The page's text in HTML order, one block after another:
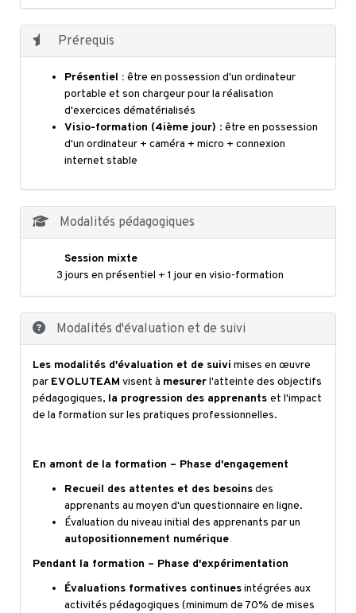
Prérequis
Présentiel : être en possession d'un ordinateur
portable et son chargeur pour la réalisation
d'exercices dématérialisés
Visio-formation (4ième jour) : être en possession
d'un ordinateur + caméra + micro + connexion
internet stable
Modalités pédagogiques
Session mixte
3 jours en présentiel + 1 jour en visio-formation
Modalités d'évaluation et de suivi
Les modalités d'évaluation et de suivi mises en œuvre
par EVOLUTEAM visent à mesurerl'atteinte des objectifs
pédagogiques, la progression des apprenants et l'impact
de la formation sur les pratiques professionnelles.
En amont de la formation – Phase d'engagement
Recueil des attentes et des besoinsdes
apprenants au moyen d'un questionnaire en ligne.
Évaluation du niveau initial des apprenants par un
autopositionnement numérique
Pendant la formation – Phase d'expérimentation
Évaluations formatives continuesintégrées aux
activités pédagogiques (minimum de 70% de mises